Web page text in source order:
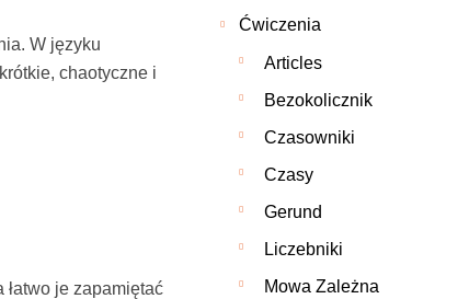
W języku
chaotyczne i
je zapamiętać
Ćwiczenia
Articles
Bezokolicznik
Czasowniki
Czasy
Gerund
Liczebniki
Mowa Zależna